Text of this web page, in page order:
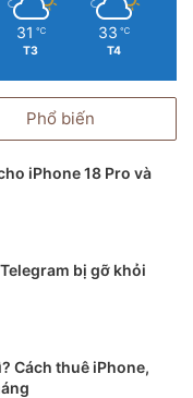
31 ℃
T3
33 ℃
T4
Phổ biến
iPhone 18 Pro và
bị gỡ khỏi
Cách thuê iPhone,